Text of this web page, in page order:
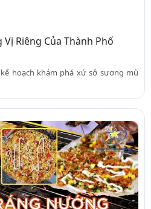
Riêng Của Thành Phố
hoạch khám phá xứ sở sương mù